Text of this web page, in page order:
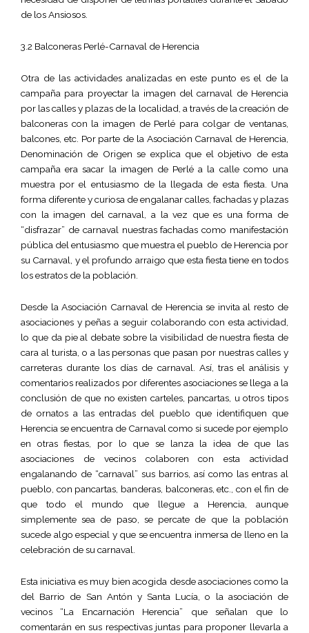
de los Ansiosos.
3.2 Balconeras Perlé-Carnaval de Herencia
Otra de las actividades analizadas en este punto es el de la
campaña para proyectar la imagen del carnaval de Herencia
por las calles y plazas de la localidad, a través de la creación de
balconeras con la imagen de Perlé para colgar de ventanas,
balcones, etc. Por parte de la Asociación Carnaval de Herencia,
Denominación de Origen se explica que el objetivo de esta
campaña era sacar la imagen de Perlé a la calle como una
muestra por el entusiasmo de la llegada de esta fiesta. Una
forma diferente y curiosa de engalanar calles, fachadas y plazas
con la imagen del carnaval, a la vez que es una forma de
“disfrazar” de carnaval nuestras fachadas como manifestación
pública del entusiasmo que muestra el pueblo de Herencia por
su Carnaval, y el profundo arraigo que esta fiesta tiene en todos
los estratos de la población.
Desde la Asociación Carnaval de Herencia se invita al resto de
asociaciones y peñas a seguir colaborando con esta actividad,
lo que da pie al debate sobre la visibilidad de nuestra fiesta de
cara al turista, o a las personas que pasan por nuestras calles y
carreteras durante los días de carnaval. Así, tras el análisis y
comentarios realizados por diferentes asociaciones se llega a la
conclusión de que no existen carteles, pancartas, u otros tipos
de ornatos a las entradas del pueblo que identifiquen que
Herencia se encuentra de Carnaval como si sucede por ejemplo
en otras fiestas, por lo que se lanza la idea de que las
asociaciones de vecinos colaboren con esta actividad
engalanando de “carnaval” sus barrios, así como las entras al
pueblo, con pancartas, banderas, balconeras, etc., con el fin de
que todo el mundo que llegue a Herencia, aunque
simplemente sea de paso, se percate de que la población
sucede algo especial y que se encuentra inmersa de lleno en la
celebración de su carnaval.
Esta iniciativa es muy bien acogida desde asociaciones como la
del Barrio de San Antón y Santa Lucía, o la asociación de
vecinos “La Encarnación Herencia” que señalan que lo
comentarán en sus respectivas juntas para proponer llevarla a